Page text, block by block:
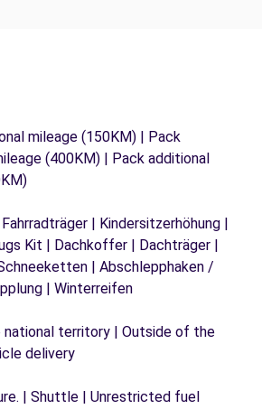
mileage (150KM) | Pack
(400KM) | Pack additional
| Kindersitzerhöhung |
Kit | Dachkoffer | Dachträger |
| Abschlepphaken /
| Winterreifen
national territory | Outside of the
delivery
| Shuttle | Unrestricted fuel